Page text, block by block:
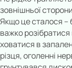
зовнішньої
Якщо це сталося –
важко
ховатися в
різця, оголенні